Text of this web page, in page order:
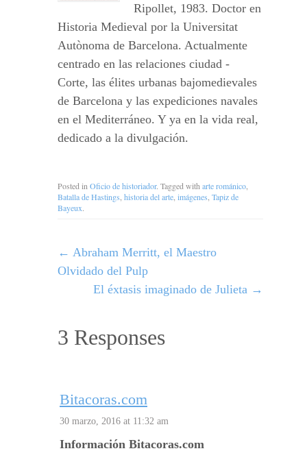
Ripollet, 1983. Doctor en
Historia Medieval por la Universitat
Autònoma de Barcelona. Actualmente
centrado en las relaciones ciudad -
Corte, las élites urbanas bajomedievales
de Barcelona y las expediciones navales
en el Mediterráneo. Y ya en la vida real,
dedicado a la divulgación.
Posted in Oficio de historiador. Tagged with arte románico
Batalla de Hastings historia del arte imágenes Tapiz de
Bayeux.
← Abraham Merritt, el Maestro
Olvidado del Pulp
El éxtasis imaginado de Julieta →
3 Responses
Bitacoras.com
30 marzo, 2016 at 11:32 am
Información Bitacoras.com